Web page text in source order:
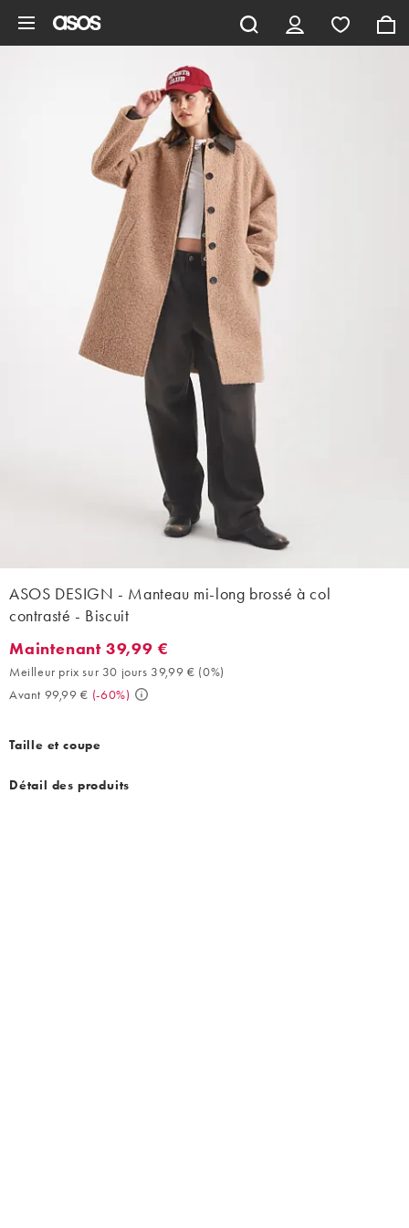
ASOS DESIGN - Manteau mi-long brossé à col
contrasté - Biscuit
Maintenant 39,99 €. Meilleur prix sur 30 jours 39,99 € (0%).
Maintenant 39,99 €
Meilleur prix sur 30 jours 39,99 € (0%)
Avant 99,99 € (-60%)
Taille et coupe
Détail des produits